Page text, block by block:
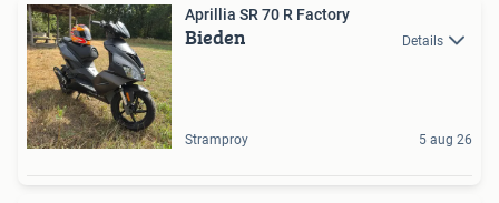
Aprillia SR 70 R Factory
Bieden Details
Stramproy 5 aug 26